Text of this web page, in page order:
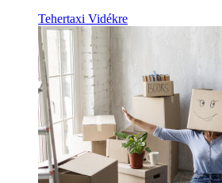
Tehertaxi Vidékre